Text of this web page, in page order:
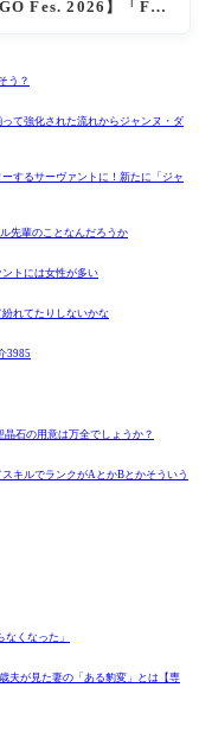
Fes. 2026】「Fat
う？
て強化された流れからジャンヌ・ダ
するサーヴァントに！新たに「ジャ
先輩のことなんだろうか
トには女性が多い
れてたりしないかな
3985
石の用意は万全でしょうか？
キルでランクがAとかBとかそういう
くなった」
夫が見た妻の「ある豹変」とは【専